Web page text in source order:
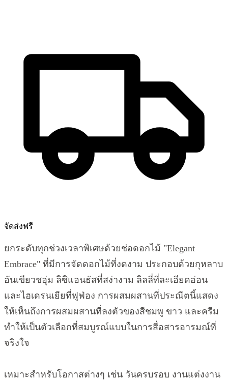
จัดส่งฟรี
ยกระดับทุกช่วงเวลาพิเศษด้วยช่อดอกไม้ "Elegant
Embrace" ที่มีการจัดดอกไม้ที่งดงาม ประกอบด้วยกุหลาบ
อันเขียวชอุ่ม ลิซิแอนธัสที่สง่างาม ลิลลี่ที่ละเอียดอ่อน
และไฮเดรนเยียที่ฟูฟ่อง การผสมผสานที่ประณีตนี้แสดง
ให้เห็นถึงการผสมผสานที่ลงตัวของสีชมพู ขาว และครีม
ทำให้เป็นตัวเลือกที่สมบูรณ์แบบในการสื่อสารอารมณ์ที่
จริงใจ
เหมาะสำหรับโอกาสต่างๆ เช่น วันครบรอบ งานแต่งงาน